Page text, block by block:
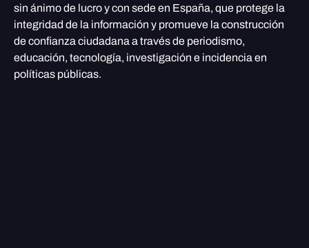
sin ánimo de lucro y con sede en España, que protege la
integridad de la información y promueve la construcción
de confianza ciudadana a través de periodismo,
educación, tecnología, investigación e incidencia en
políticas públicas.